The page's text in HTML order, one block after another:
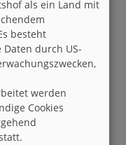
als ein Land mit
besteht
Daten durch US-
werden
Cookies